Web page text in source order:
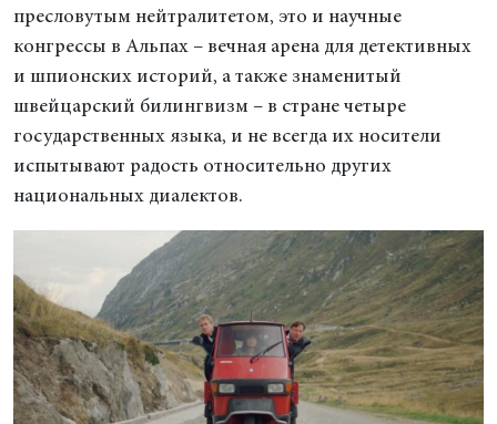
пресловутым нейтралитетом, это и научные
конгрессы в Альпах – вечная арена для детективных
и шпионских историй, а также знаменитый
швейцарский билингвизм – в стране четыре
государственных языка, и не всегда их носители
испытывают радость относительно других
национальных диалектов.